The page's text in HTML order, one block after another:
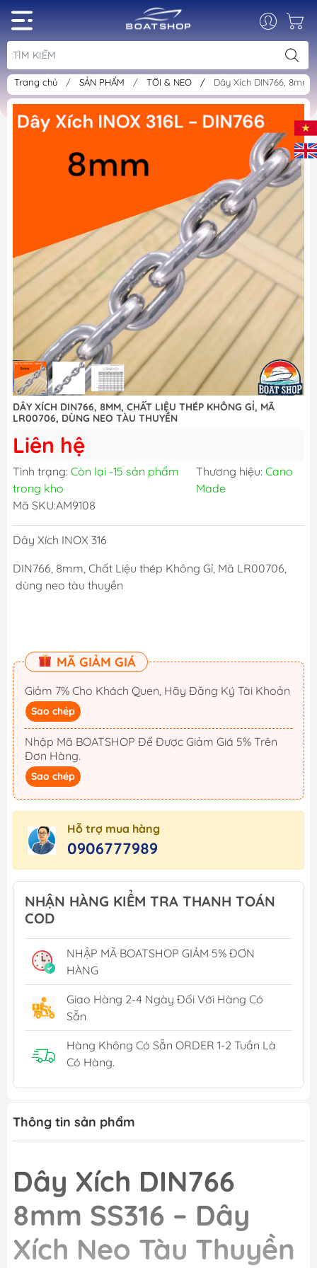
Trang chủ / SẢN PHẨM / TỜI & NEO / Dây Xích DIN766,
DÂY XÍCH DIN766, 8MM, CHẤT LIỆU THÉP KHÔNG GỈ, MÃ
LR00706, DÙNG NEO TÀU THUYỀN
Liên hệ
Tình trạng: Còn lại -15 sản phẩm
trong kho
Thương hiệu:Cano
Made
Mã SKU:AM9108
Dây Xích INOX 316
DIN766, 8mm, Chất Liệu thép Không Gỉ, Mã LR00706,
dùng neo tàu thuyền
MÃ GIẢM GIÁ
Giảm 7% Cho Khách Quen, Hãy Đăng Ký Tài Khoản
Sao chép
Nhập Mã BOATSHOP Để Được Giảm Giá 5% Trên
Đơn Hàng.
Sao chép
Hỗ trợ mua hàng
0906777989
NHẬN HÀNG KIỂM TRA THANH TOÁN
COD
NHẬP MÃ BOATSHOP GIẢM 5% ĐƠN
HÀNG
Giao Hàng 2-4 Ngày Đối Với Hàng Có
Sẵn
Hàng Không Có Sẵn ORDER 1-2 Tuần Là
Có Hàng.
Thông tin sản phẩm
Dây Xích DIN766
8mm SS316 – Dây
Xích Neo Tàu Thuyền